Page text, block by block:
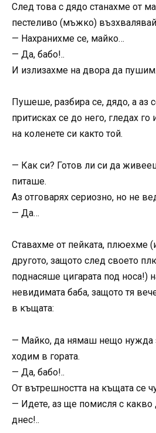
След това с дядо станахме от
пестеливо (мъжко)
— Нахранихме се, майко…
— Да, бабо!..
И излизахме на двора да пушим.
Пушеше, разбира се, дядо, а аз
притисках се до него, гледах
на коленете си както той.
— Как си? Готов ли си да
питаше.
Аз отговарях сериозно, но не
— Да…
Ставахме от пейката, плюехме
другото, защото след своето
поднасяше цигарата под носа!)
невидимата баба, защото тя
в къщата:
— Майко, да нямаш нещо нужда
ходим в гората.
— Да, бабо!..
От вътрешността на къщата се
— Идете, аз ще помисля с
днес!..